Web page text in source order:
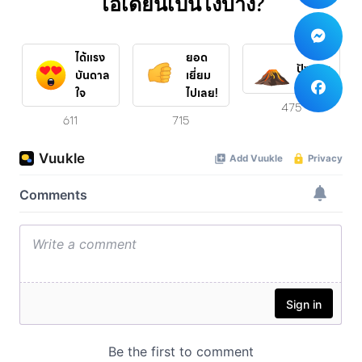
ได้แรง
บันดาล
ใจ
611
ยอด
เยี่ยม
ไปเลย!
715
ปังสุดๆ
475